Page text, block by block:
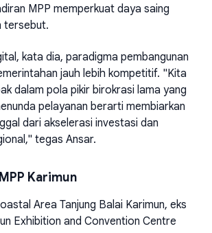
MPP memperkuat daya saing
tersebut.
kata dia, paradigma pembangunan
jauh lebih kompetitif. "Kita
dalam pola pikir birokrasi lama yang
pelayanan berarti membiarkan
dari akselerasi investasi dan
tegas Ansar.
Karimun
Area Tanjung Balai Karimun, eks
Exhibition and Convention Centre